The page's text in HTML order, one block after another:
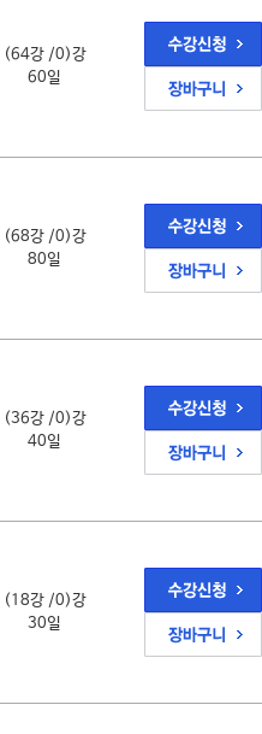
(64강 /0)강
60일
(68강 /0)강
80일
(36강 /0)강
40일
(18강 /0)강
30일